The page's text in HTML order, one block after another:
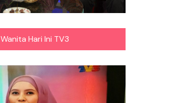
Wanita Hari Ini TV3